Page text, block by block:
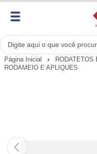
Página Inicial
RODATETOS
RODAMEIO E APLIQUES